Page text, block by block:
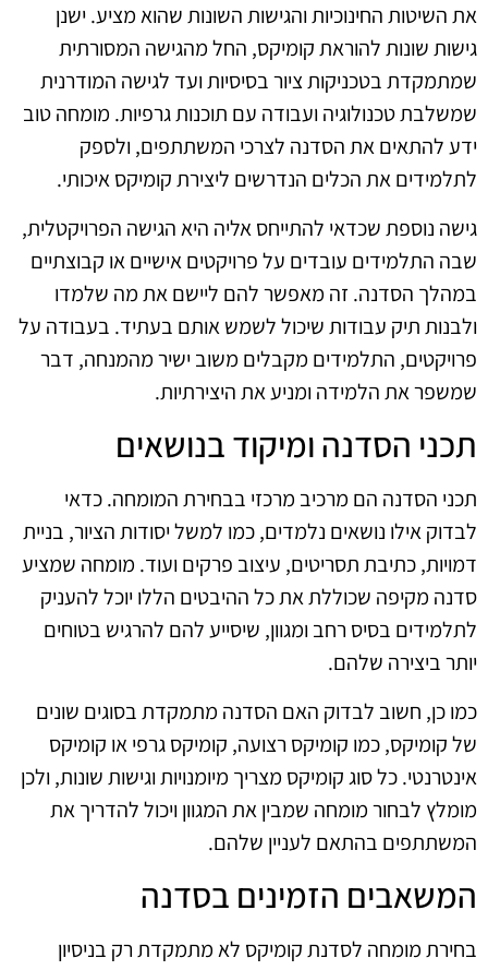
את השיטות החינוכיות והגישות השונות שהוא מציע. ישנן
גישות שונות להוראת קומיקס, החל מהגישה המסורתית
שמתמקדת בטכניקות ציור בסיסיות ועד לגישה המודרנית
שמשלבת טכנולוגיה ועבודה עם תוכנות גרפיות. מומחה טוב
ידע להתאים את הסדנה לצרכי המשתתפים, ולספק
לתלמידים את הכלים הנדרשים ליצירת קומיקס איכותי.
גישה נוספת שכדאי להתייחס אליה היא הגישה הפרויקטלית,
שבה התלמידים עובדים על פרויקטים אישיים או קבוצתיים
במהלך הסדנה. זה מאפשר להם ליישם את מה שלמדו
ולבנות תיק עבודות שיכול לשמש אותם בעתיד. בעבודה על
פרויקטים, התלמידים מקבלים משוב ישיר מהמנחה, דבר
שמשפר את הלמידה ומניע את היצירתיות.
תכני הסדנה ומיקוד בנושאים
תכני הסדנה הם מרכיב מרכזי בבחירת המומחה. כדאי
לבדוק אילו נושאים נלמדים, כמו למשל יסודות הציור, בניית
דמויות, כתיבת תסריטים, עיצוב פרקים ועוד. מומחה שמציע
סדנה מקיפה שכוללת את כל ההיבטים הללו יוכל להעניק
לתלמידים בסיס רחב ומגוון, שיסייע להם להרגיש בטוחים
יותר ביצירה שלהם.
כמו כן, חשוב לבדוק האם הסדנה מתמקדת בסוגים שונים
של קומיקס, כמו קומיקס רצועה, קומיקס גרפי או קומיקס
אינטרנטי. כל סוג קומיקס מצריך מיומנויות וגישות שונות, ולכן
מומלץ לבחור מומחה שמבין את המגוון ויכול להדריך את
המשתתפים בהתאם לעניין שלהם.
המשאבים הזמינים בסדנה
בחירת מומחה לסדנת קומיקס לא מתמקדת רק בניסיון